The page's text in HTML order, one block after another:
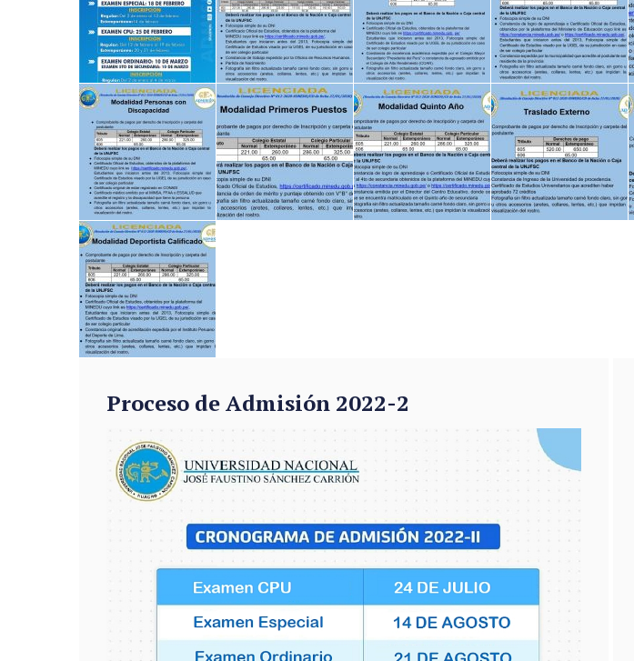
Proceso de Admisión 2022-2